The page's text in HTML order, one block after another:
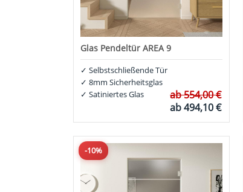
Glas Pendeltür AREA 9
✓ Selbstschließende Tür
✓ 8mm Sicherheitsglas
✓ Satiniertes Glas ab554,00 €
ab494,10 €
-10%